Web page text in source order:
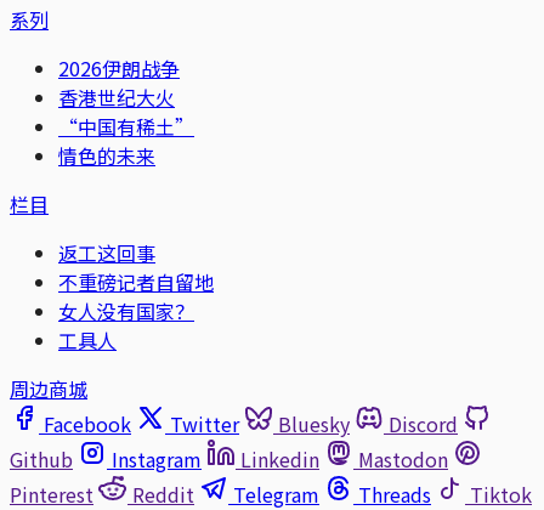
系列
2026伊朗战争
香港世纪大火
“中国有稀土”
情色的未来
栏目
返工这回事
不重磅记者自留地
女人没有国家？
工具人
周边商城
Facebook
Twitter Bluesky
Discord
Github
Instagram Linkedin
Mastodon
Pinterest
Reddit Telegram Threads
Tiktok